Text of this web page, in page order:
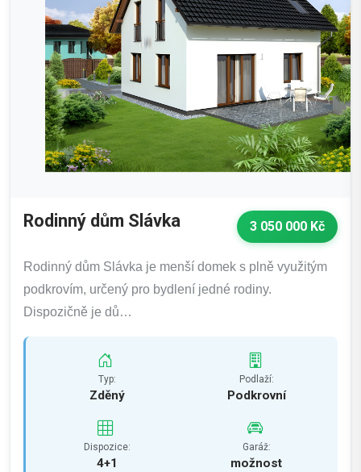
Rodinný dům Slávka 3 050 000 Kč
Rodinný dům Slávka je menší domek s plně využitým
podkrovím, určený pro bydlení jedné rodiny.
Dispozičně je dů…
Typ:
Zděný
Podlaží:
Podkrovní
Dispozice:
4+1
Garáž:
možnost